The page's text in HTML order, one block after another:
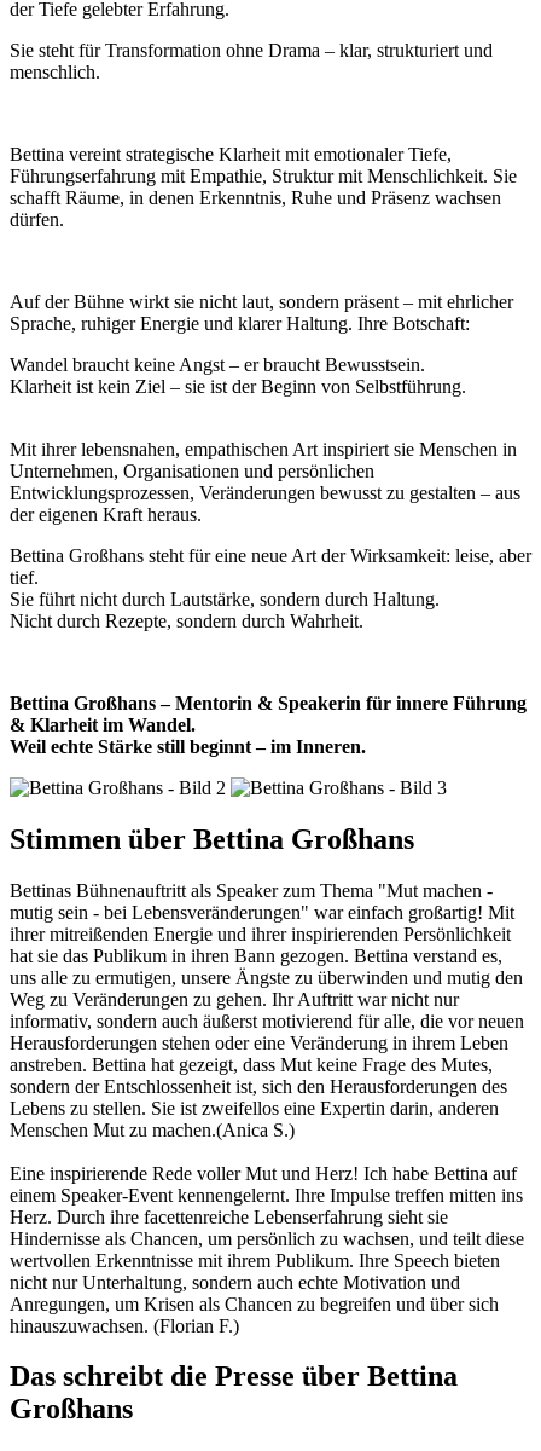
der Tiefe gelebter Erfahrung.
Sie steht für Transformation ohne Drama – klar, strukturiert und
menschlich.
Bettina vereint strategische Klarheit mit emotionaler Tiefe,
Führungserfahrung mit Empathie, Struktur mit Menschlichkeit. Sie
schafft Räume, in denen Erkenntnis, Ruhe und Präsenz wachsen
dürfen.
Auf der Bühne wirkt sie nicht laut, sondern präsent – mit ehrlicher
Sprache, ruhiger Energie und klarer Haltung. Ihre Botschaft:
Wandel braucht keine Angst – er braucht Bewusstsein.
Klarheit ist kein Ziel – sie ist der Beginn von Selbstführung.
Mit ihrer lebensnahen, empathischen Art inspiriert sie Menschen in
Unternehmen, Organisationen und persönlichen
Entwicklungsprozessen, Veränderungen bewusst zu gestalten – aus
der eigenen Kraft heraus.
Bettina Großhans steht für eine neue Art der Wirksamkeit: leise, aber
tief.
Sie führt nicht durch Lautstärke, sondern durch Haltung.
Nicht durch Rezepte, sondern durch Wahrheit.
Bettina Großhans – Mentorin & Speakerin für innere Führung
& Klarheit im Wandel.
Weil echte Stärke still beginnt – im Inneren.
Stimmen über Bettina Großhans
Bettinas Bühnenauftritt als Speaker zum Thema "Mut machen -
mutig sein - bei Lebensveränderungen" war einfach großartig! Mit
ihrer mitreißenden Energie und ihrer inspirierenden Persönlichkeit
hat sie das Publikum in ihren Bann gezogen. Bettina verstand es,
uns alle zu ermutigen, unsere Ängste zu überwinden und mutig den
Weg zu Veränderungen zu gehen. Ihr Auftritt war nicht nur
informativ, sondern auch äußerst motivierend für alle, die vor neuen
Herausforderungen stehen oder eine Veränderung in ihrem Leben
anstreben. Bettina hat gezeigt, dass Mut keine Frage des Mutes,
sondern der Entschlossenheit ist, sich den Herausforderungen des
Lebens zu stellen. Sie ist zweifellos eine Expertin darin, anderen
Menschen Mut zu machen.(Anica S.)
Eine inspirierende Rede voller Mut und Herz! Ich habe Bettina auf
einem Speaker-Event kennengelernt. Ihre Impulse treffen mitten ins
Herz. Durch ihre facettenreiche Lebenserfahrung sieht sie
Hindernisse als Chancen, um persönlich zu wachsen, und teilt diese
wertvollen Erkenntnisse mit ihrem Publikum. Ihre Speech bieten
nicht nur Unterhaltung, sondern auch echte Motivation und
Anregungen, um Krisen als Chancen zu begreifen und über sich
hinauszuwachsen. (Florian F.)
Das schreibt die Presse über Bettina
Großhans